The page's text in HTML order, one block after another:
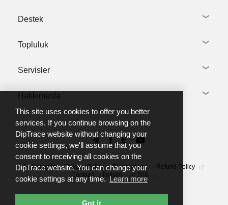
This site uses cookies to offer you better
services. If you continue browsing on the
DipTrace website without changing your
cookie settings, we'll assume that you
consent to receiving all cookies on the
DipTrace website. You can change your
cookie settings at any time. Learn more
Got it
Tanıtım Videoları
Dil Paketleri
İlgili Ürün Linkleri
Online Satış
Akademik Lisans
Yerel Bayiler
Destek
Destek İste
Kurulum Rehberi
Kullanım Kılavuzları & Belgeler
Eğitimler
FAQ
Topluluk
DipTrace forum
Telegram group
YouTube channel
Servisler
Kütüphane Oluşturma
PCB Üretim
Hakkımızda
Biz Kimiz
Haberler
İletişim
Hakkımızda Privacy Policy Terms of use
Refund Policy
Cookies
İletişim ✔ 508